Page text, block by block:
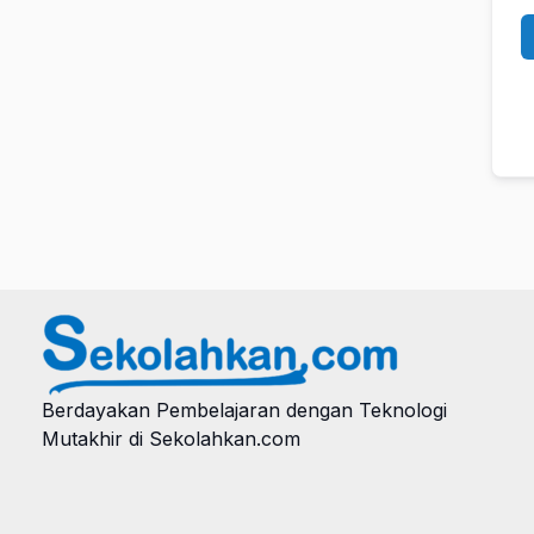
Berdayakan Pembelajaran dengan Teknologi
Mutakhir di Sekolahkan.com